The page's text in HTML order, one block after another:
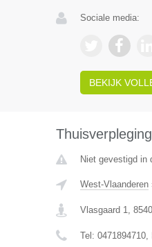
Sociale media:
BEKIJK
Niet gevestigd in
West-Vlaanderen
Vlasgaard 1, 8540
Tel: 0471894710,